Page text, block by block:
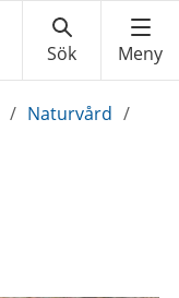
/ Naturvård /